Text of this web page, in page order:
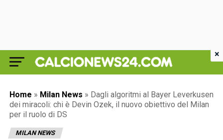
Home » Milan News » Dagli algoritmi al Bayer Leverkusen
dei miracoli: chi è Devin Ozek, il nuovo obiettivo del Milan
per il ruolo di DS
MILAN NEWS
×